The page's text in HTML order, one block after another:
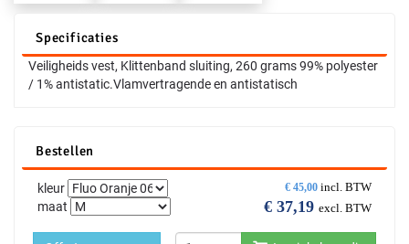
Specificaties
Veiligheids vest, Klittenband sluiting, 260 grams 99% polyester
/ 1% antistatic.Vlamvertragende en antistatisch
Bestellen
€ 45,00 incl. BTW
€ 37,19 excl. BTW
kleur
maat